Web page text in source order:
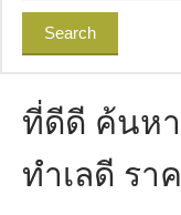
ที่ดีดี ค้นห
ทำเลดี รา